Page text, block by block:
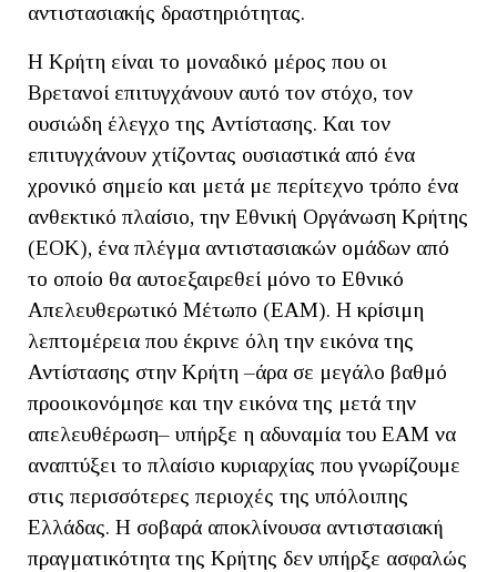
αντιστασιακής δραστηριότητας.
Η Κρήτη είναι το μοναδικό μέρος που οι
Βρετανοί επιτυγχάνουν αυτό τον στόχο, τον
ουσιώδη έλεγχο της Αντίστασης. Και τον
επιτυγχάνουν χτίζοντας ουσιαστικά από ένα
χρονικό σημείο και μετά με περίτεχνο τρόπο ένα
ανθεκτικό πλαίσιο, την Εθνική Οργάνωση Κρήτης
(ΕΟΚ), ένα πλέγμα αντιστασιακών ομάδων από
το οποίο θα αυτοεξαιρεθεί μόνο το Εθνικό
Απελευθερωτικό Μέτωπο (ΕΑΜ). Η κρίσιμη
λεπτομέρεια που έκρινε όλη την εικόνα της
Αντίστασης στην Κρήτη –άρα σε μεγάλο βαθμό
προοικονόμησε και την εικόνα της μετά την
απελευθέρωση– υπήρξε η αδυναμία του ΕΑΜ να
αναπτύξει το πλαίσιο κυριαρχίας που γνωρίζουμε
στις περισσότερες περιοχές της υπόλοιπης
Ελλάδας. Η σοβαρά αποκλίνουσα αντιστασιακή
πραγματικότητα της Κρήτης δεν υπήρξε ασφαλώς